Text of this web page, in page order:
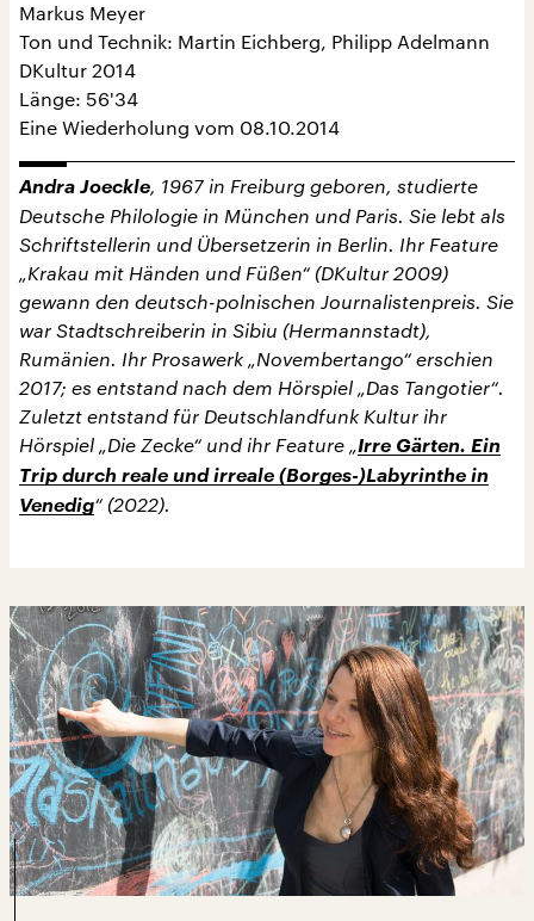
Markus Meyer
Ton und Technik: Martin Eichberg, Philipp Adelmann
DKultur 2014
Länge: 56'34
Eine Wiederholung vom 08.10.2014
Andra Joeckle, 1967 in Freiburg geboren, studierte
Deutsche Philologie in München und Paris. Sie lebt als
Schriftstellerin und Übersetzerin in Berlin. Ihr Feature
„Krakau mit Händen und Füßen“ (DKultur 2009)
gewann den deutsch-polnischen Journalistenpreis. Sie
war Stadtschreiberin in Sibiu (Hermannstadt),
Rumänien. Ihr Prosawerk „Novembertango“ erschien
2017; es entstand nach dem Hörspiel „Das Tangotier“.
Zuletzt entstand für Deutschlandfunk Kultur ihr
Hörspiel „Die Zecke“ und ihr Feature „Irre Gärten. Ein
Trip durch reale und irreale (Borges-)Labyrinthe in
Venedig“ (2022).